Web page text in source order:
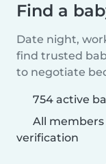
Find a
Date night,
find trusted
to negotiate
754 active
All
verification